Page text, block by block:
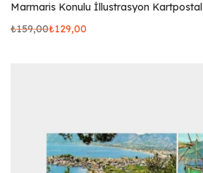
Marmaris Konulu İllustrasyon Kartpostal
₺159,00₺129,00